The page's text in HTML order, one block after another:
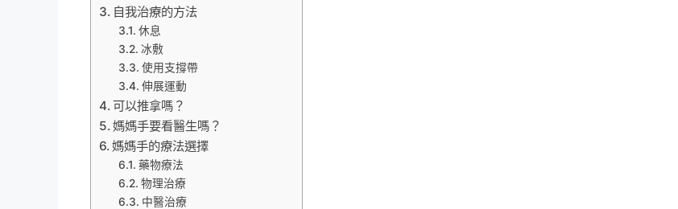
自我治療的方法
休息
冰敷
使用支撐帶
伸展運動
可以推拿嗎？
媽媽手要看醫生嗎？
媽媽手的療法選擇
藥物療法
物理治療
中醫治療